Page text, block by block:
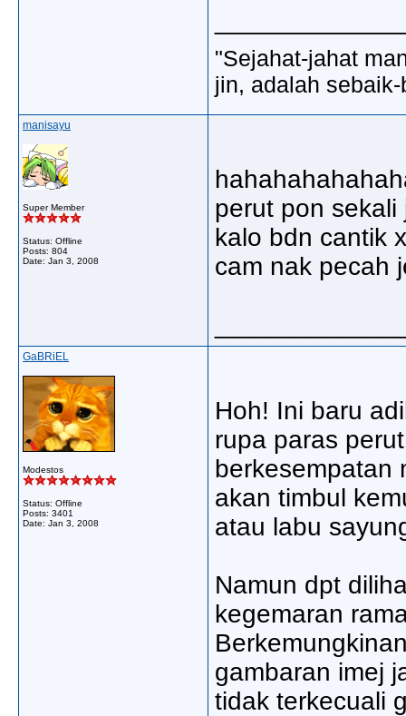
"Sejahat-jahat
jin, adalah
manisayu
Super Member
Status: Offline
Posts: 804
Date: Jan 3, 2008
perut pon sekali
kalo bdn cantik
cam nak pecah
GaBRiEL
Modestos
Status: Offline
Posts: 3401
Date: Jan 3, 2008
Hoh! Ini baru
rupa paras
berkesempatan
akan timbul
atau labu
Namun dpt
kegemaran
gambaran imej
tidak terkecuali